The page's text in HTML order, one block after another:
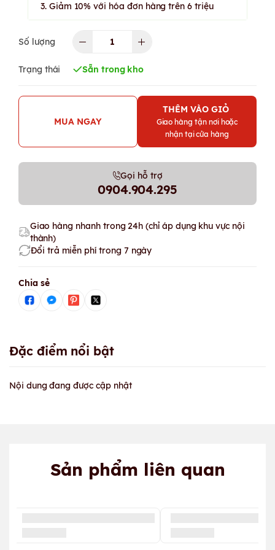
3. Giảm 10% với hóa đơn hàng trên 6 triệu
Số lượng
Trạng thái Sẵn trong kho
MUA NGAY
THÊM VÀO GIỎ
Giao hàng tận nơi hoặc
nhận tại cửa hàng
Gọi hỗ trợ
0904.904.295
Giao hàng nhanh trong 24h (chỉ áp dụng khu vực nội
thành)
Đổi trả miễn phí trong 7 ngày
Chia sẻ
Đặc điểm nổi bật
Nội dung đang được cập nhật
Sản phẩm liên quan